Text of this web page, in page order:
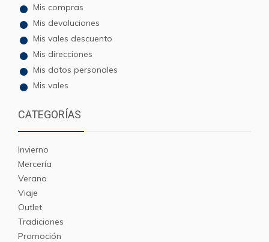
Mis compras
Mis devoluciones
Mis vales descuento
Mis direcciones
Mis datos personales
Mis vales
CATEGORÍAS
Invierno
Mercería
Verano
Viaje
Outlet
Tradiciones
Promoción